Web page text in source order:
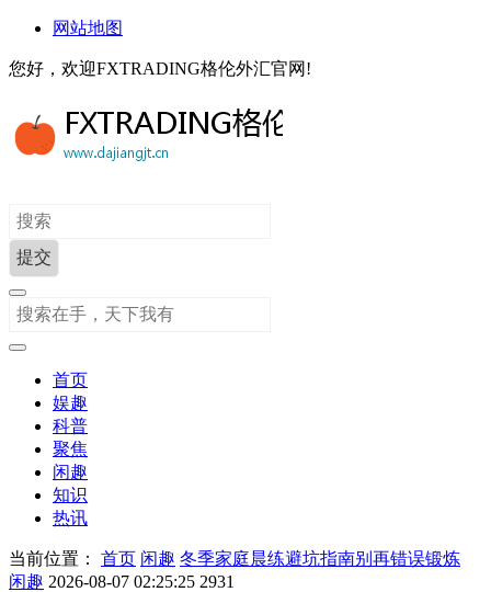
网站地图
您好，欢迎FXTRADING格伦外汇官网!
首页
娱趣
科普
聚焦
闲趣
知识
热讯
当前位置： 首页 闲趣 冬季家庭晨练避坑指南别再错误锻炼
闲趣 2026-08-07 02:25:25 2931